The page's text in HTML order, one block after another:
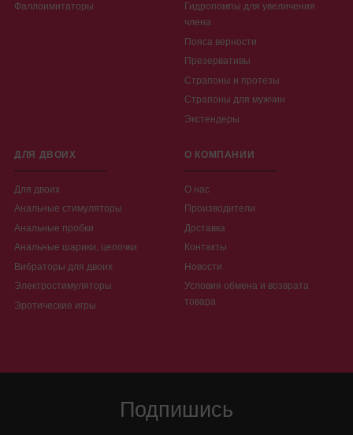
Фаллоимитаторы
Гидропомпы для увеличения
члена
Пояса верности
Презервативы
Страпоны и протезы
Страпоны для мужчин
Экстендеры
ДЛЯ ДВОИХ
Для двоих
Анальные стимуляторы
Анальные пробки
Анальные шарики, цепочки
Вибраторы для двоих
Электростимуляторы
Эротические игры
О КОМПАНИИ
О нас
Производители
Доставка
Контакты
Новости
Условия обмена и возврата
товара
Подпишись